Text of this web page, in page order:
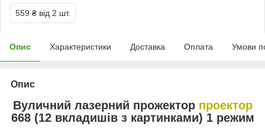
559 ₴ від 2 шт.
Опис Характеристики Доставка Оплата Умови
Опис
Вуличний лазерний прожектор проектор
668 (12 вкладишів з картинками) 1 режим